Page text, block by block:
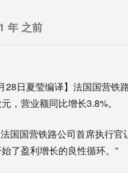
1 年 之前
28日夏莹编译】法国国营
，营业额同比增长3.8%。
国国营铁路公司首席执行
了盈利增长的良性循环。”